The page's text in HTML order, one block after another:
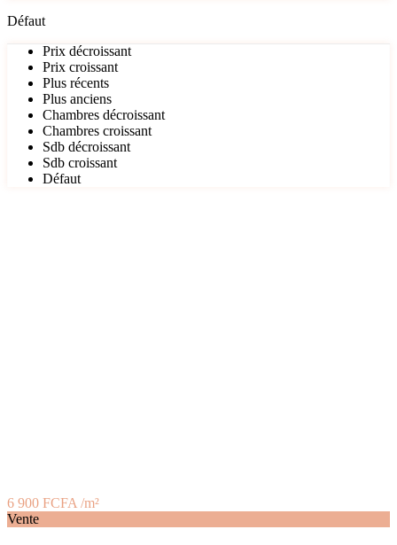
Défaut
Prix décroissant
Prix croissant
Plus récents
Plus anciens
Chambres décroissant
Chambres croissant
Sdb décroissant
Sdb croissant
Défaut
6 900 FCFA /m²
Vente